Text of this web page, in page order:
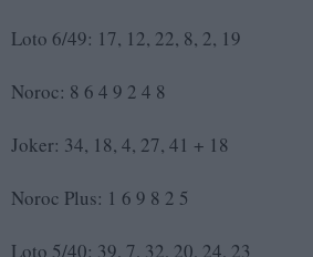
Loto 6/49: 17, 12, 22, 8, 2, 19
Noroc: 8 6 4 9 2 4 8
Joker: 34, 18, 4, 27, 41 + 18
Noroc Plus: 1 6 9 8 2 5
Loto 5/40: 39, 7, 32, 20, 24, 23